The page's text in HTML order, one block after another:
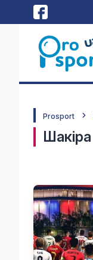
Prosport
Шакіра